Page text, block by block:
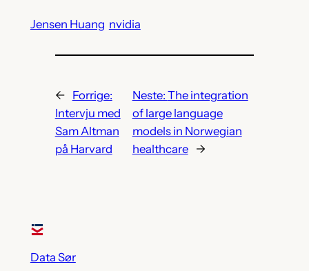
Jensen Huang nvidia
←
Forrige:
Intervju med
Sam Altman
på Harvard
Neste: The integration
of large language
models in Norwegian
healthcare
→
Data Sør